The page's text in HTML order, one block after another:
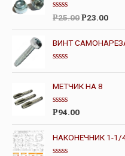
О
е
н
к
а
и
5
Р25.00 Р23.00
ВИНТ
ц
е
н
к
а
0
и
5
МЕТЧИК НА 8
О
е
н
к
а
Р94.00
НАКОНЕЧНИК 1-